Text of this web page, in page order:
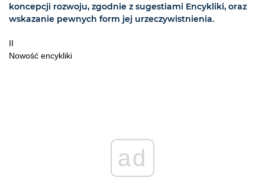
koncepcji rozwoju, zgodnie z sugestiami Encykliki, oraz
wskazanie pewnych form jej urzeczywistnienia.
II
Nowość encykliki
ad